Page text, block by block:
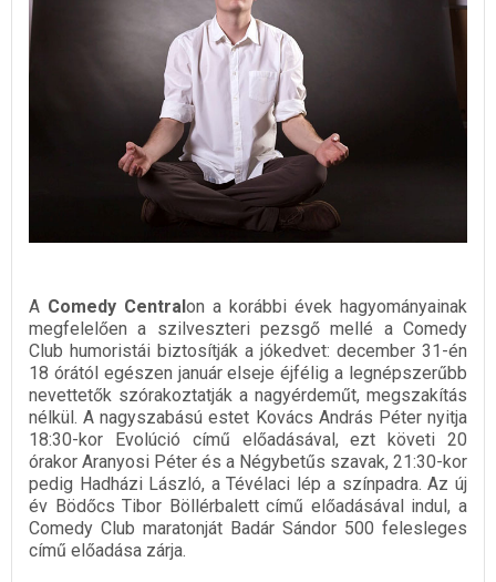
A Comedy Centralon a korábbi évek hagyományainak
megfelelően a szilveszteri pezsgő mellé a Comedy
Club humoristái biztosítják a jókedvet: december 31-én
18 órától egészen január elseje éjfélig a legnépszerűbb
nevettetők szórakoztatják a nagyérdeműt, megszakítás
nélkül. A nagyszabású estet Kovács András Péter nyitja
18:30-kor Evolúció című előadásával, ezt követi 20
órakor Aranyosi Péter és a Négybetűs szavak, 21:30-kor
pedig Hadházi László, a Tévélaci lép a színpadra. Az új
év Bödőcs Tibor Böllérbalett című előadásával indul, a
Comedy Club maratonját Badár Sándor 500 felesleges
című előadása zárja.